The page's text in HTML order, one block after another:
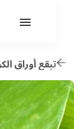
تبقع أوراق الكركم